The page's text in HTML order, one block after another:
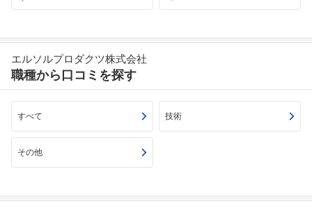
エルソルプロダクツ株式会社
職種から口コミを探す
すべて 技術
その他